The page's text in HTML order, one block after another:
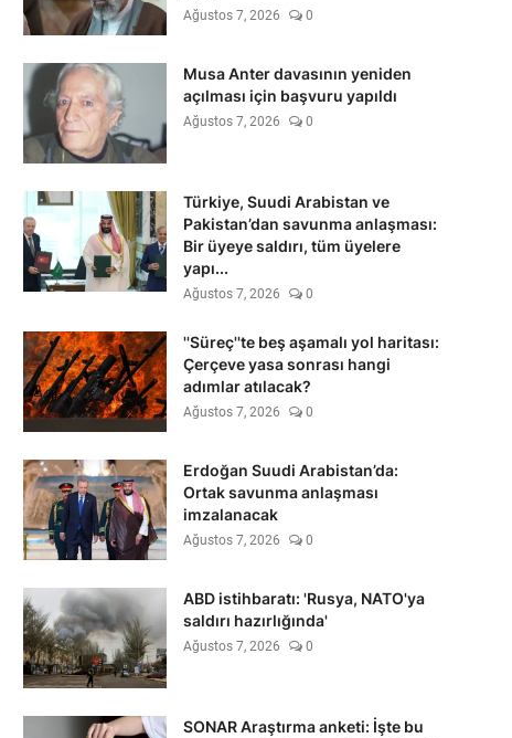
Ağustos 7, 2026 0
Musa Anter davasının yeniden
açılması için başvuru yapıldı
Ağustos 7, 2026 0
Türkiye, Suudi Arabistan ve
Pakistan’dan savunma anlaşması:
Bir üyeye saldırı, tüm üyelere
yapı...
Ağustos 7, 2026 0
''Süreç''te beş aşamalı yol haritası:
Çerçeve yasa sonrası hangi
adımlar atılacak?
Ağustos 7, 2026 0
Erdoğan Suudi Arabistan’da:
Ortak savunma anlaşması
imzalanacak
Ağustos 7, 2026 0
ABD istihbaratı: 'Rusya, NATO'ya
saldırı hazırlığında'
Ağustos 7, 2026 0
SONAR Araştırma anketi: İşte bu